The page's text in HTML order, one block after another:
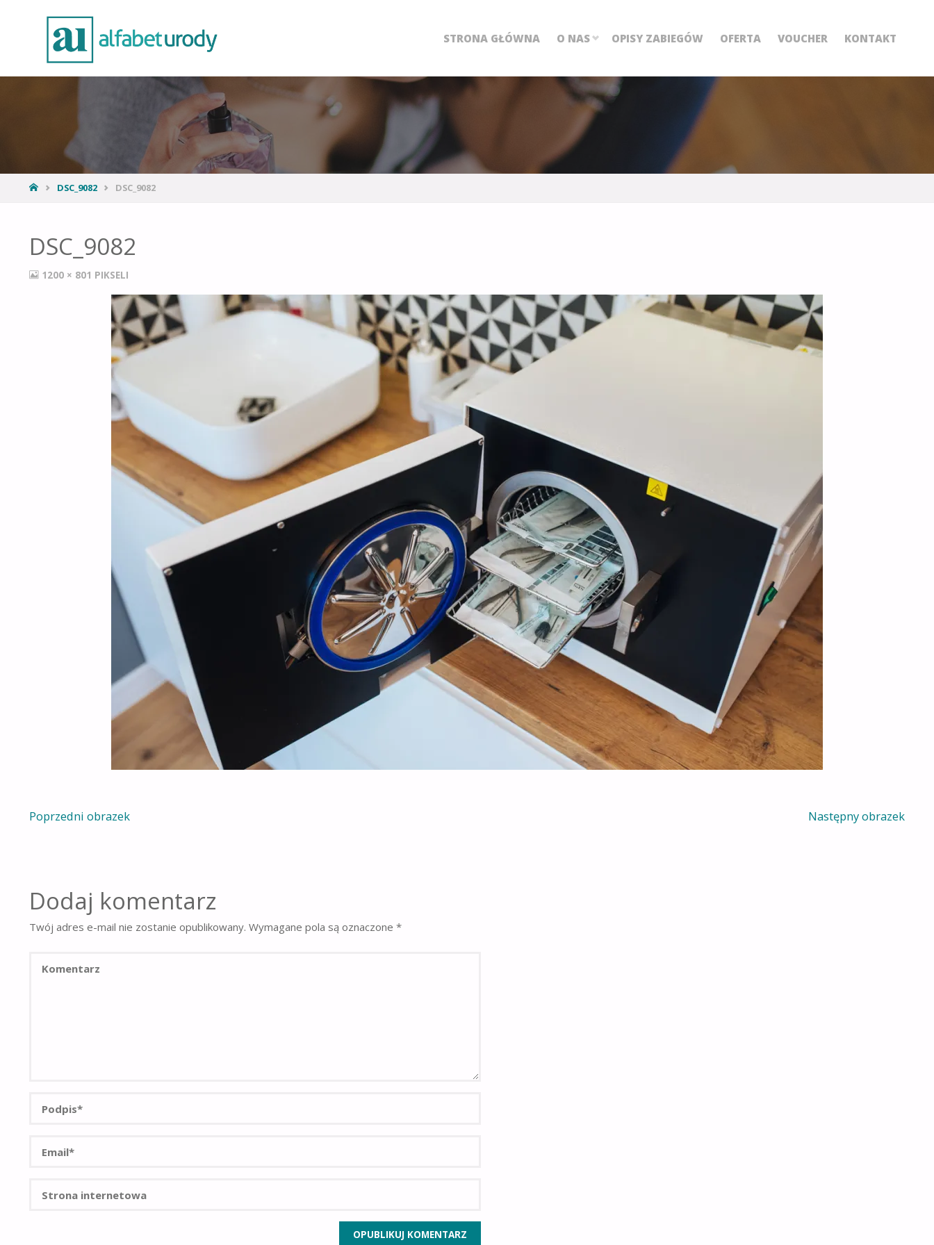
STRONA GŁÓWNA O NAS OPISY ZABIEGÓW OFERTA VOUCHER KONTAKT
DSC_9082 DSC_9082
DSC_9082
1200 × 801 PIKSELI
Poprzedni obrazek Następny obrazek
Dodaj komentarz
Twój adres e-mail nie zostanie opublikowany. Wymagane pola są oznaczone *